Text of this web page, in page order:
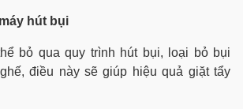
hút bụi
bỏ qua quy trình hút bụi, loại bỏ bụi
điều này sẽ giúp hiệu quả giặt tẩy